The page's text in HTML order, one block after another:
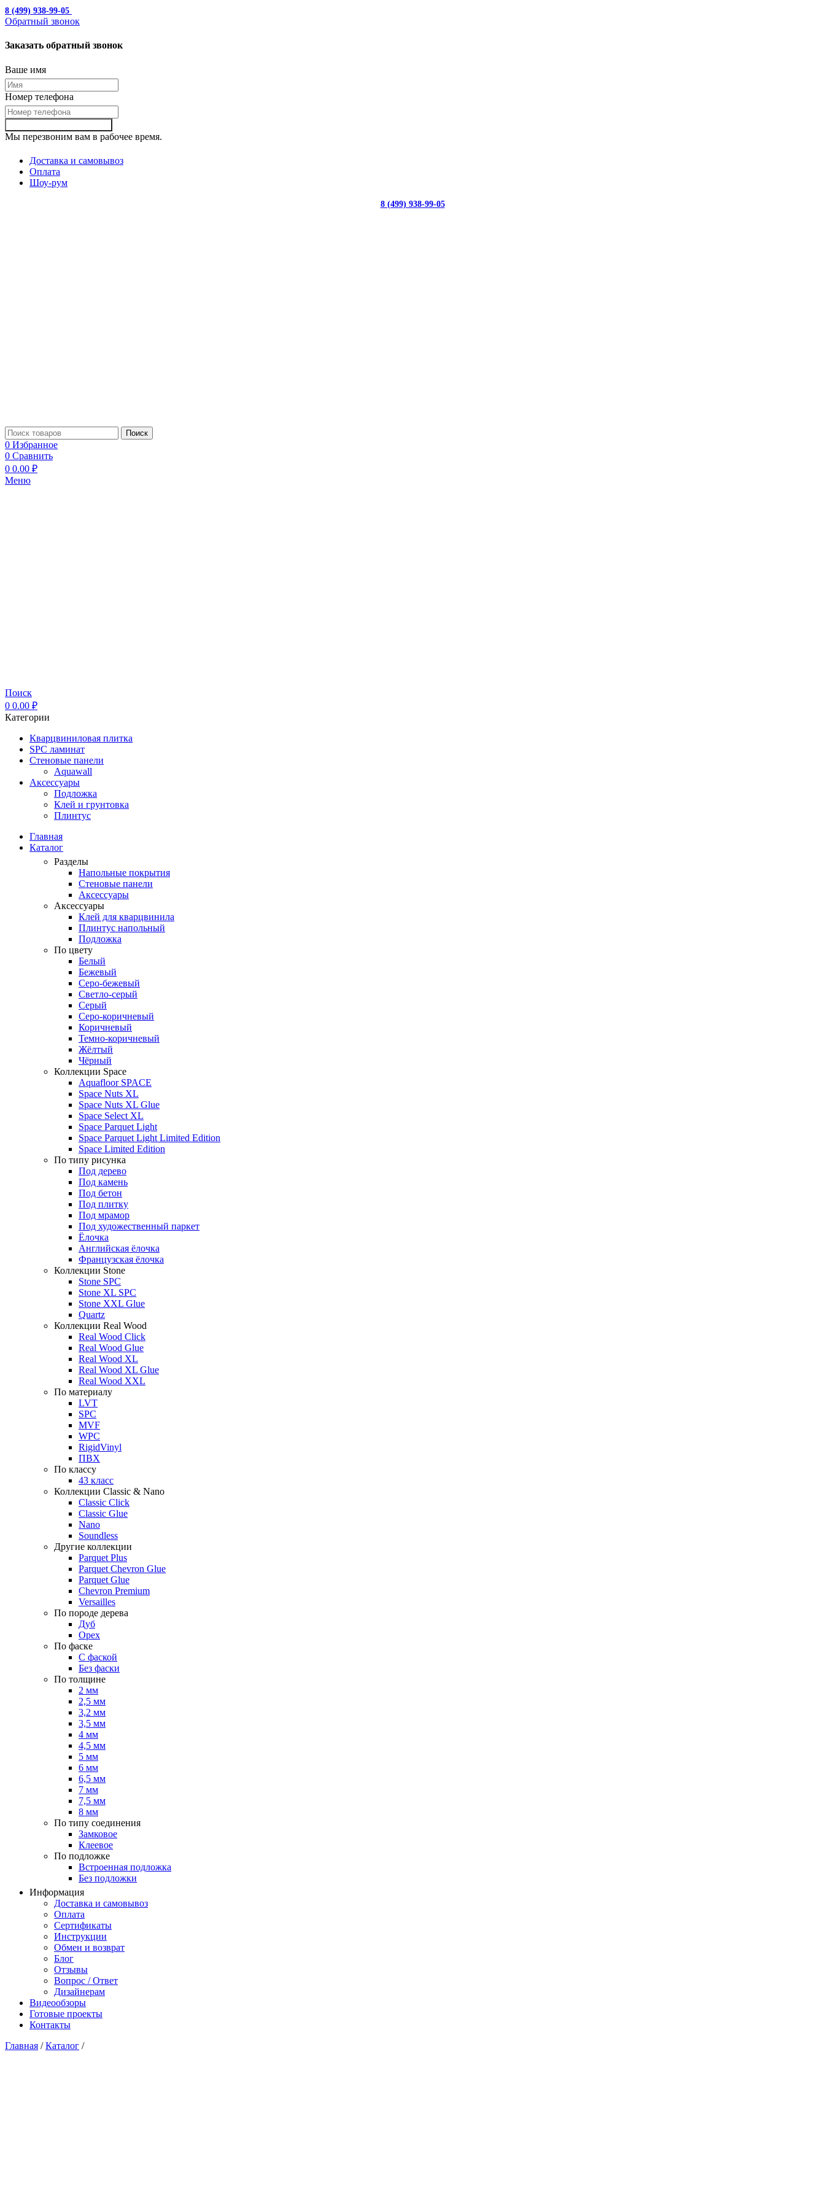
8 (499) 938-99-05
Обратный звонок
Заказать обратный звонок
Ваше имя
Номер телефона
Мы перезвоним вам в рабочее время.
Доставка и самовывоз
Оплата
Шоу-рум
8 (499) 938-99-05
Поиск
0 Избранное
0 Сравнить
0 0.00 ₽
Меню
Поиск
0 0.00 ₽
Категории
Кварцвиниловая плитка
SPC ламинат
Стеновые панели
Aquawall
Аксессуары
Подложка
Клей и грунтовка
Плинтус
Главная
Каталог
Разделы
Напольные покрытия
Стеновые панели
Аксессуары
Аксессуары
Клей для кварцвинила
Плинтус напольный
Подложка
По цвету
Белый
Бежевый
Серо-бежевый
Светло-серый
Серый
Серо-коричневый
Коричневый
Темно-коричневый
Жёлтый
Чёрный
Коллекции Space
Aquafloor SPACE
Space Nuts XL
Space Nuts XL Glue
Space Select XL
Space Parquet Light
Space Parquet Light Limited Edition
Space Limited Edition
По типу рисунка
Под дерево
Под камень
Под бетон
Под плитку
Под мрамор
Под художественный паркет
Ёлочка
Английская ёлочка
Французская ёлочка
Коллекции Stone
Stone SPC
Stone XL SPC
Stone XXL Glue
Quartz
Коллекции Real Wood
Real Wood Click
Real Wood Glue
Real Wood XL
Real Wood XL Glue
Real Wood XXL
По материалу
LVT
SPC
MVF
WPC
RigidVinyl
ПВХ
По классу
43 класс
Коллекции Classic & Nano
Classic Click
Classic Glue
Nano
Soundless
Другие коллекции
Parquet Plus
Parquet Chevron Glue
Parquet Glue
Chevron Premium
Versailles
По породе дерева
Дуб
Орех
По фаске
С фаской
Без фаски
По толщине
2 мм
2,5 мм
3,2 мм
3,5 мм
4 мм
4,5 мм
5 мм
6 мм
6,5 мм
7 мм
7,5 мм
8 мм
По типу соединения
Замковое
Клеевое
По подложке
Встроенная подложка
Без подложки
Информация
Доставка и самовывоз
Оплата
Сертификаты
Инструкции
Обмен и возврат
Блог
Отзывы
Вопрос / Ответ
Дизайнерам
Видеообзоры
Готовые проекты
Контакты
Главная /Каталог /